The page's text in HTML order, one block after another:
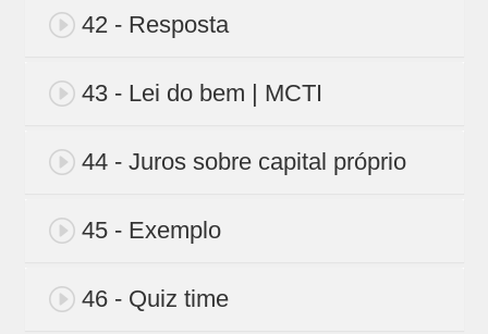
42 - Resposta
43 - Lei do bem | MCTI
44 - Juros sobre capital próprio
45 - Exemplo
46 - Quiz time